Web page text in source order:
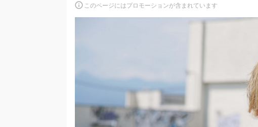
このページにはプロモーションが含まれています